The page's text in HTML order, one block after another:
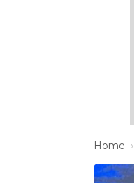
Home